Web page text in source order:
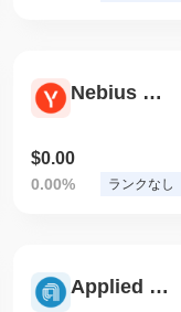
Nebius Tokenized Stock - Reality
$0.00
0.00% ランクなし
Applied Materials Tokenized Stock - Reality